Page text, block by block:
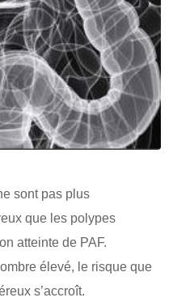
sont pas plus
que les polypes
atteinte de PAF.
élevé, le risque que
s’accroît.